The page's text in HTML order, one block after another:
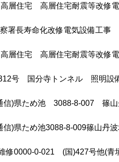
層住宅 高層住宅耐震等改修
署長寿命化改修電気設備工事
層住宅 高層住宅耐震等改修
号 国分寺トンネル 照明設
信)県ため池 3088-8-007 篠
)県ため池3088-8-009篠山丹
修0000-0-021 (国)427号他(青